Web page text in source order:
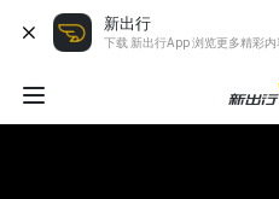
新出行
下载 新出行App 浏览更多精彩内